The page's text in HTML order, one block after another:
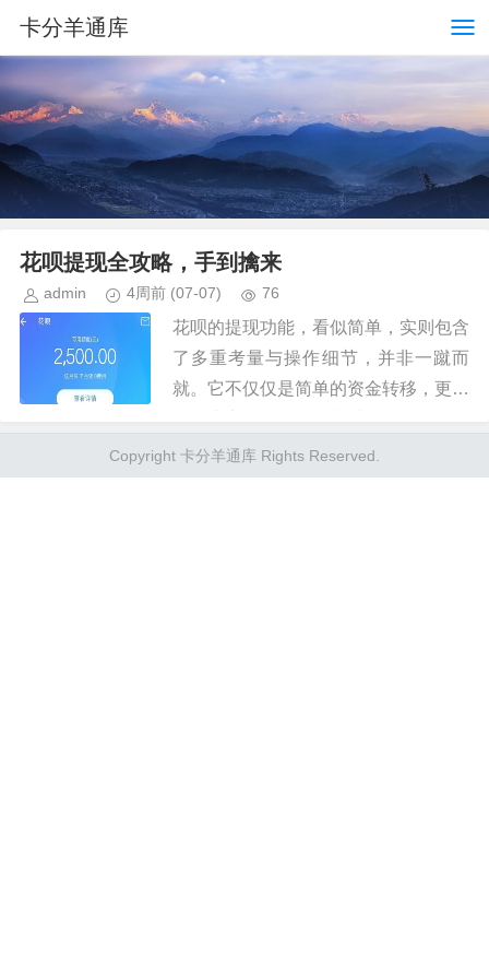
卡分羊通库
花呗提现全攻略，手到擒来
admin 4周前 (07-07) 76
花呗的提现功能，看似简单，实则包含
了多重考量与操作细节，并非一蹴而
就。它不仅仅是简单的资金转移，更涉
相关规定。用户需要充分理解花呗提现
背后的逻辑，才能避免不必要的麻烦...
Copyright 卡分羊通库 Rights Reserved.